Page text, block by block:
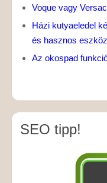
Voque vagy
Házi kutyaeledel
és hasznos
Az okospad
SEO tipp!